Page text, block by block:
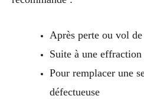
Après perte ou vol de
Suite à une
Pour remplacer une
défectueuse